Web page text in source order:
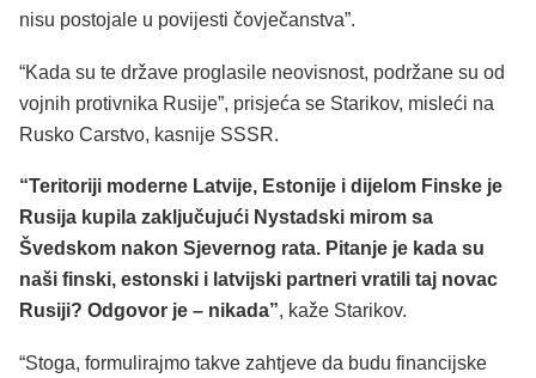
nisu postojale u povijesti čovječanstva”.
“Kada su te države proglasile neovisnost, podržane su od
vojnih protivnika Rusije”, prisjeća se Starikov, misleći na
Rusko Carstvo, kasnije SSSR.
“Teritoriji moderne Latvije, Estonije i dijelom Finske je
Rusija kupila zaključujući Nystadski mirom sa
Švedskom nakon Sjevernog rata. Pitanje je kada su
naši finski, estonski i latvijski partneri vratili taj novac
Rusiji? Odgovor je – nikada”, kaže Starikov.
“Stoga, formulirajmo takve zahtjeve da budu financijske